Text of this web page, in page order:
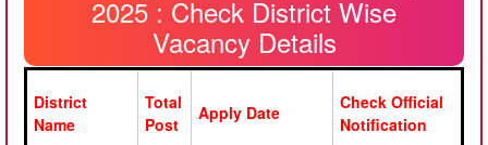
2025 : Check District Wise
Vacancy Details
District
Name
Total
Post
Apply Date
Check Official
Notification